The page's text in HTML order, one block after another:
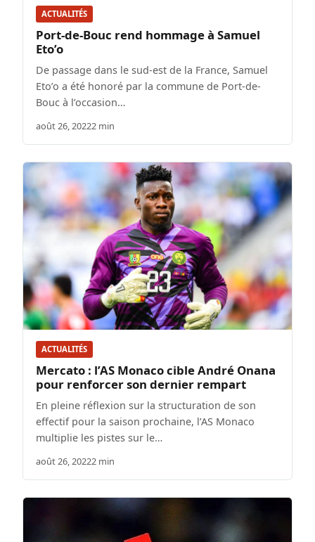
ACTUALITÉS
Port-de-Bouc rend hommage à Samuel
Eto’o
De passage dans le sud-est de la France, Samuel
Eto’o a été honoré par la commune de Port-de-
Bouc à l’occasion…
août 26, 20222 min
ACTUALITÉS
Mercato : l’AS Monaco cible André Onana
pour renforcer son dernier rempart
En pleine réflexion sur la structuration de son
effectif pour la saison prochaine, l’AS Monaco
multiplie les pistes sur le…
août 26, 20222 min